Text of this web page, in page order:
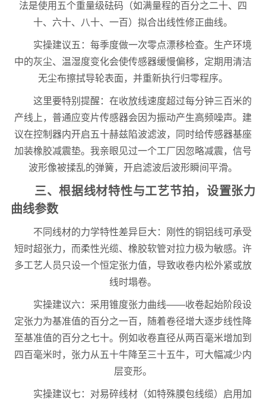
法是使用五个重量级砝码（如满量程的百分之二十、四
十、六十、八十、一百）拟合出线性修正曲线。
实操建议五：每季度做一次零点漂移检查。生产环境
中的灰尘、温湿度变化会使传感器缓慢偏移，定期用清洁
无尘布擦拭导轮表面，并重新执行归零程序。
这里要特别提醒：在收放线速度超过每分钟三百米的
产线上，普通应变片传感器会因为振动产生高频噪声。建
议在控制器内开启五十赫兹陷波滤波，同时给传感器基座
加装橡胶减震垫。我亲眼见过一个工厂因忽略减震，信号
波形像被揉乱的弹簧，开启滤波后波形瞬间平滑。
三、根据线材特性与工艺节拍，设置张力
曲线参数
不同线材的力学特性差异巨大：刚性的铜铝线可承受
短时超张力，而柔性光缆、橡胶软管对拉力极为敏感。许
多工艺人员只设一个恒定张力值，导致收卷内松外紧或放
线时塌卷。
实操建议六：采用锥度张力曲线——收卷起始阶段设
定张力为基准值的百分之一百，随着卷径增大逐步线性降
至基准值的百分之七十。例如收卷直径从两百毫米增加到
四百毫米时，张力从五十牛降至三十五牛，可大幅减少内
层变形。
实操建议七：对易碎线材（如特殊膜包线缆）启用加